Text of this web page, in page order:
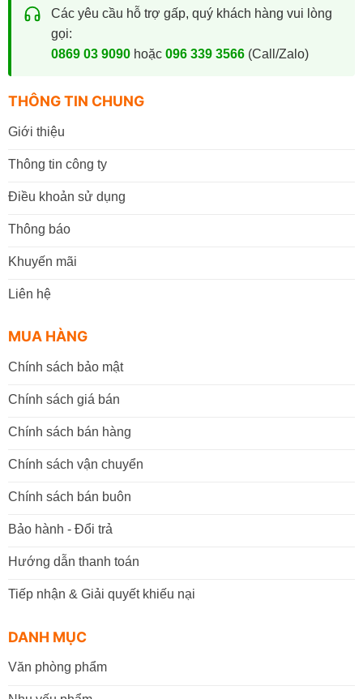
Các yêu cầu hỗ trợ gấp, quý khách hàng vui lòng
gọi:
0869 03 9090hoặc 096 339 3566(Call/Zalo)
THÔNG TIN CHUNG
Giới thiệu
Thông tin công ty
Điều khoản sử dụng
Thông báo
Khuyến mãi
Liên hệ
MUA HÀNG
Chính sách bảo mật
Chính sách giá bán
Chính sách bán hàng
Chính sách vận chuyển
Chính sách bán buôn
Bảo hành - Đổi trả
Hướng dẫn thanh toán
Tiếp nhận & Giải quyết khiếu nại
DANH MỤC
Văn phòng phẩm